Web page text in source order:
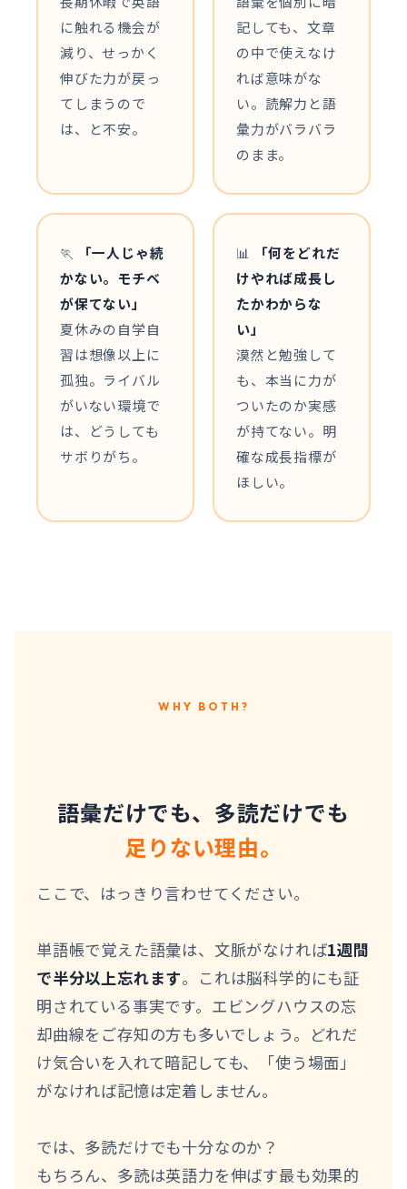
に触れる機会が
減り、せっかく
伸びた力が戻っ
てしまうので
は、と不安。
記しても、文章
の中で使えなけ
れば意味がな
い。読解力と語
彙力がバラバラ
のまま。
🏃
「一人じゃ続
かない。モチベ
が保てない」
夏休みの自学自
習は想像以上に
孤独。ライバル
がいない環境で
は、どうしても
サボりがち。
📊
「何をどれだ
けやれば成長し
たかわからな
い」
漠然と勉強して
も、本当に力が
ついたのか実感
が持てない。明
確な成長指標が
ほしい。
WHY BOTH?
語彙だけでも、多読だけでも
足りない理由。
ここで、はっきり言わせてください。
単語帳で覚えた語彙は、文脈がなければ1週間
で半分以上忘れます。これは脳科学的にも証
明されている事実です。エビングハウスの忘
却曲線をご存知の方も多いでしょう。どれだ
け気合いを入れて暗記しても、「使う場面」
がなければ記憶は定着しません。
では、多読だけでも十分なのか？
もちろん、多読は英語力を伸ばす最も効果的